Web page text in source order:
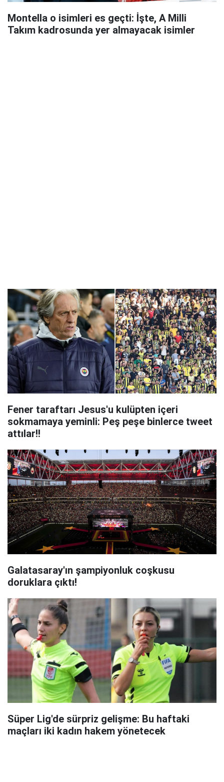
Montella o isimleri es geçti: İşte, A Milli
Takım kadrosunda yer almayacak isimler
Fener taraftarı Jesus'u kulüpten içeri
sokmamaya yeminli: Peş peşe binlerce tweet
attılar!!
Galatasaray'ın şampiyonluk coşkusu
doruklara çıktı!
Süper Lig'de sürpriz gelişme: Bu haftaki
maçları iki kadın hakem yönetecek